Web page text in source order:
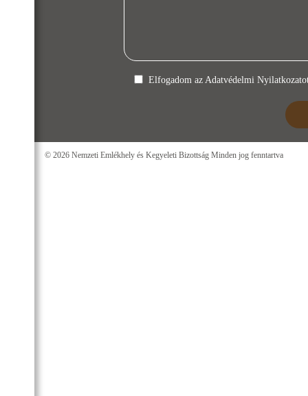
Elfogadom az Adatvédelmi
© 2026 Nemzeti Emlékhely és Kegyeleti Bizottság Minden jog fenntartva